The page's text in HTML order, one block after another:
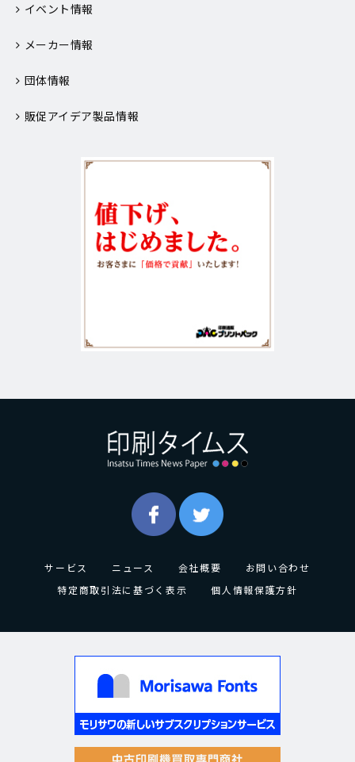
イベント情報
メーカー情報
団体情報
販促アイデア製品情報
サービス ニュース 会社概要
お問い合わせ
特定商取引法に基づく表示
個人情報保護方針